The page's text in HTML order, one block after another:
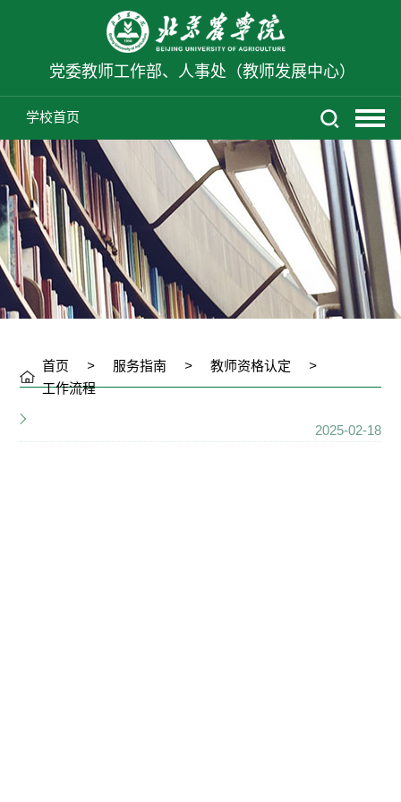
党委教师工作部、人事处（教师发展中心）
学校首页
首页 > 服务指南 > 教师资格认定
>
工作流程
2025-02-18